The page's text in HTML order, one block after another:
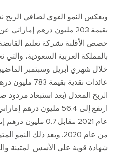
ويعكس النمو القوي لصافي الربح
بقيمة 203 مليون درهم إماراتي
حصص الأقلية بشركة تعليم
بالمملكة العربية السعودية،
خلال شهري أبريل وسبتمبر
عائدات نقدية بقيمة 783 مليون
الربح المعدل (بعد استبعاد مردود
ارتفع إلى 56.4 مليون درهم
عام 2021 مقابل0.7 مليون درهم
من عام 2020. ويعد ذلك النمو
شهادة قوية على الأسس المتينة